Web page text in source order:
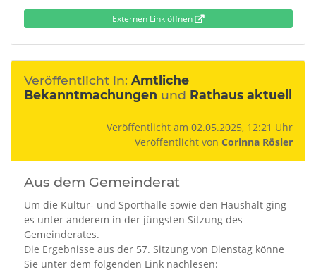
Externen Link öffnen
Veröffentlicht in: Amtliche
Bekanntmachungen und Rathaus aktuell
Veröffentlicht am 02.05.2025, 12:21 Uhr
Veröffentlicht von Corinna Rösler
Aus dem Gemeinderat
Um die Kultur- und Sporthalle sowie den Haushalt ging
es unter anderem in der jüngsten Sitzung des
Gemeinderates.
Die Ergebnisse aus der 57. Sitzung von Dienstag könne
Sie unter dem folgenden Link nachlesen: